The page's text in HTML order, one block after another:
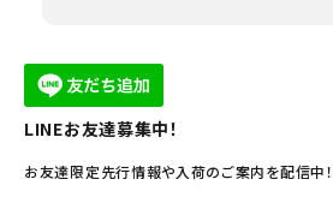
LINEお友達募集中！
お友達限定先行情報や入荷のご案内を配信中！